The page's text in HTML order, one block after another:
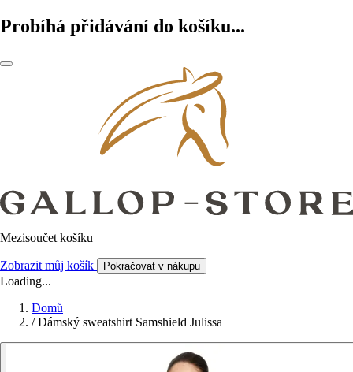
Probíhá přidávání do košíku...
Mezisoučet košíku
Zobrazit můj košík Pokračovat v nákupu
Loading...
Domů
/ Dámský sweatshirt Samshield Julissa